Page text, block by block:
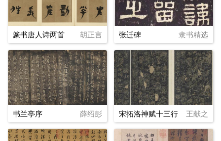
篆书唐人诗两首 胡正言 张迁碑 隶书精选
书兰亭序 薛绍彭 宋拓洛神赋十三行 王献之